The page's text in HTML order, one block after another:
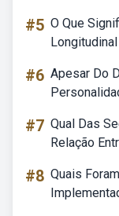
#5 O Que
#6 Apesar Do
#7 Qual Das
Relação
#8 Quais